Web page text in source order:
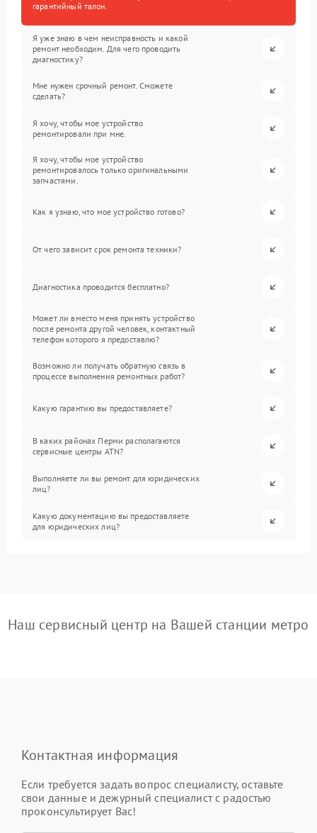
гарантийный талон.
Я уже знаю в чем неисправность и какой
ремонт необходим. Для чего проводить
диагностику?
Мне нужен срочный ремонт. Сможете
сделать?
Я хочу, чтобы мое устройство
ремонтировали при мне.
Я хочу, чтобы мое устройство
ремонтировалось только оригинальными
запчастями.
Как я узнаю, что мое устройство готово?
От чего зависит срок ремонта техники?
Диагностика проводится бесплатно?
Может ли вместо меня принять устройство
после ремонта другой человек, контактный
телефон которого я предоставлю?
Возможно ли получать обратную связь в
процессе выполнения ремонтных работ?
Какую гарантию вы предоставляете?
В каких районах Перми располагаются
сервисные центры ATN?
Выполняете ли вы ремонт для юридических
лиц?
Какую документацию вы предоставляете
для юридических лиц?
Наш сервисный центр на Вашей станции метро
Контактная информация
Если требуется задать вопрос специалисту, оставьте
свои данные и дежурный специалист с радостью
проконсультирует Вас!